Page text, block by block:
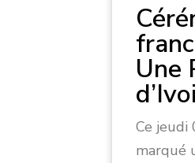
Une
Ce jeudi
marqué